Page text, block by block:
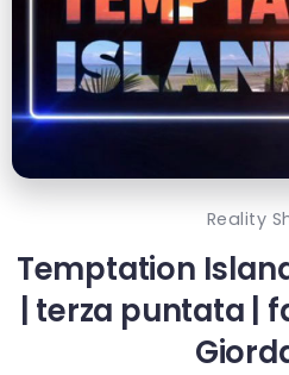
Reality
Temptation
| terza puntata |